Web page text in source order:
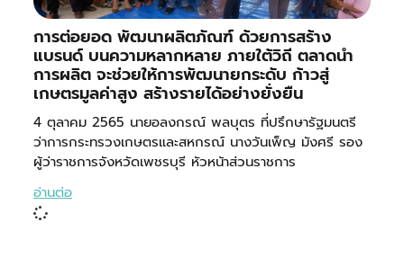
การต่อยอด พัฒนาผลิตภัณฑ์ ด้วยการสร้าง
แบรนด์ บนความหลากหลาย ภายใต้วิถี ตลาดนำ
การผลิต จะช่วยให้การพัฒนายกระดับ ก้าวสู่
เกษตรมูลค่าสูง สร้างรายได้อย่างยั่งยืน
4 ตุลาคม 2565 นายอลงกรณ์ พลบุตร ที่ปรึกษารัฐมนตรี
ว่าการกระทรวงเกษตรและสหกรณ์ นางวันเพ็ญ มังศรี รอง
ผู้ว่าราชการจังหวัดเพชรบุรี หัวหน้าส่วนราชการ
อ่านต่อ